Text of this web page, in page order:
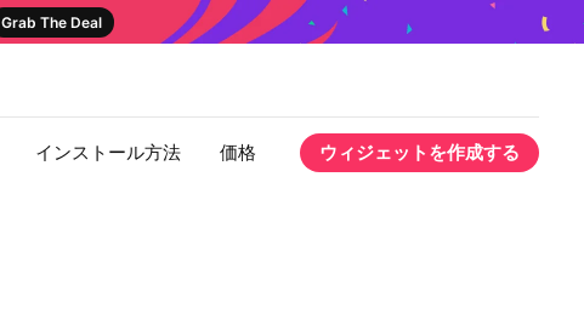
Grab The Deal
インストール方法 価格 ウィジェットを作成する